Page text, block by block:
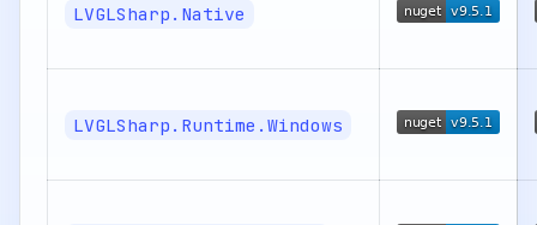
LVGLSharp.Native
LVGLSharp.Runtime.Windows